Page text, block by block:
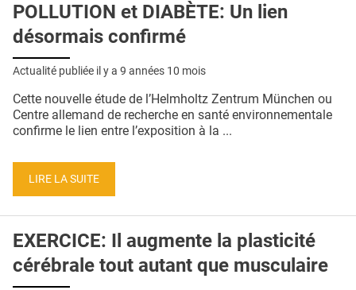
E-REVUE SAD
QUI SOMMES-NOUS ?
CONDITIONS GÉNÉRALES
CRÉDITS
POLLUTION et DIABÈTE: Un lien
désormais confirmé
Actualité publiée il y a 9 années 10 mois
Cette nouvelle étude de l’Helmholtz Zentrum München ou
Centre allemand de recherche en santé environnementale
confirme le lien entre l’exposition à la ...
LIRE LA SUITE
EXERCICE: Il augmente la plasticité
cérébrale tout autant que musculaire